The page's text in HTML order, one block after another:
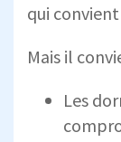
qui
Mais il
Les